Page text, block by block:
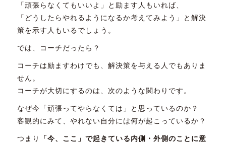
「頑張らなくてもいいよ」と励ます人もいれば、
「どうしたらやれるようになるか考えてみよう」と解決
策を示す人もいるでしょう。
では、コーチだったら？
コーチは励ますわけでも、解決策を与える人でもありま
せん。
コーチが大切にするのは、次のような関わりです。
なぜ今「頑張ってやらなくては」と思っているのか？
客観的にみて、やれない自分には何が起こっているか？
つまり
「今、ここ」で起きている内側・外側のことに意